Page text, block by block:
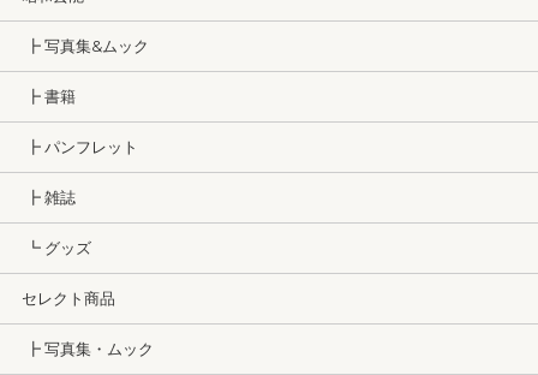
┣ 写真集&ムック
┣ 書籍
┣ パンフレット
┣ 雑誌
┗ グッズ
セレクト商品
┣ 写真集・ムック